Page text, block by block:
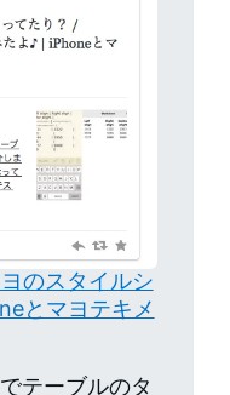
のスタイルシ
とマヨテキメ
テーブルのタ